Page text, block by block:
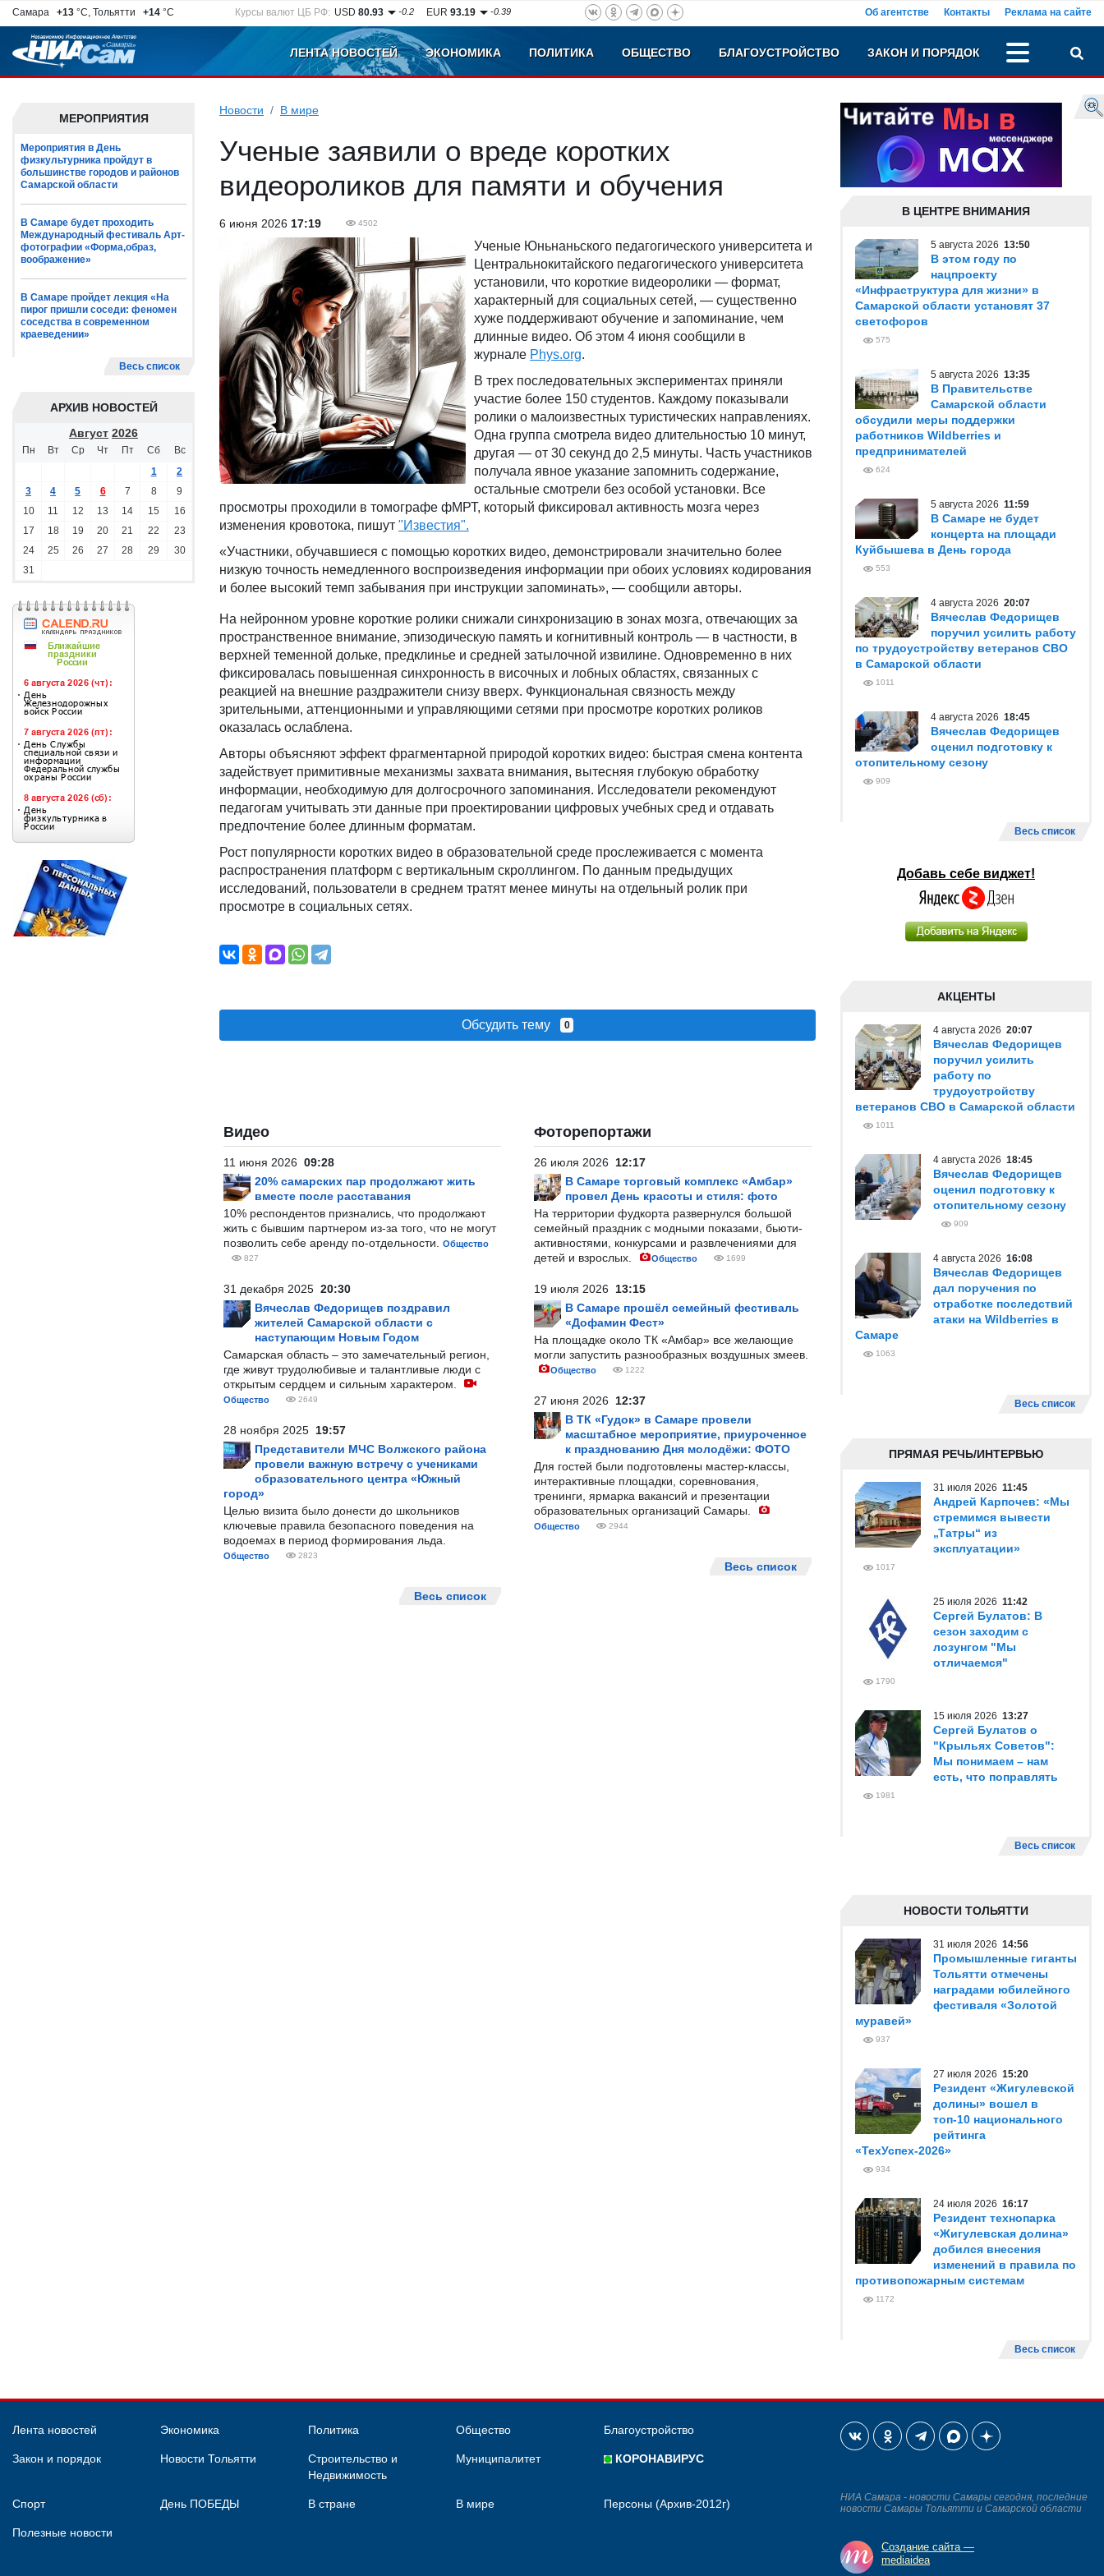
Самара +13 °C, Тольятти +14 °C Курсы валют ЦБ РФ: USD80.93 -0.2 EUR93.19 -0.39 Об агентстве Контакты Реклама на сайте
ЛЕНТА НОВОСТЕЙ ЭКОНОМИКА ПОЛИТИКА ОБЩЕСТВО БЛАГОУСТРОЙСТВО ЗАКОН И ПОРЯДОК
МЕРОПРИЯТИЯ
Мероприятия в День
физкультурника пройдут в
большинстве городов и районов
Самарской области
В Самаре будет проходить
Международный фестиваль Арт-
фотографии «Форма,образ,
воображение»
В Самаре пройдет лекция «На
пирог пришли соседи: феномен
соседства в современном
краеведении»
Весь список
АРХИВ НОВОСТЕЙ
Август 2026
Пн Вт Ср Чт Пт Сб
Вс
1
2
3
4 5 6 7 8
9
10
11 12 13 14 15
16
17
18 19 20 21 22
23
24
25 26 27 28 29
30
31
Новости В мире
Ученые заявили о вреде коротких
видеороликов для памяти и обучения
6 июня 2026 17:19 4502
Ученые Юньнаньского педагогического университета и
Центральнокитайского педагогического университета
установили, что короткие видеоролики — формат,
характерный для социальных сетей, — существенно
хуже поддерживают обучение и запоминание, чем
длинные видео. Об этом 4 июня сообщили в
журнале Phys.org.
В трех последовательных экспериментах приняли
участие более 150 студентов. Каждому показывали
ролики о малоизвестных туристических направлениях.
Одна группа смотрела видео длительностью 10 минут,
другая — от 30 секунд до 2,5 минуты. Часть участников
получала явное указание запомнить содержание,
остальные смотрели без особой установки. Все
просмотры проходили в томографе фМРТ, который фиксировал активность мозга через
изменения кровотока, пишут "Известия".
«Участники, обучавшиеся с помощью коротких видео, демонстрировали значительно более
низкую точность немедленного воспроизведения информации при обоих условиях кодирования
и более высокий темп забывания при инструкции запоминать», — сообщили авторы.
На нейронном уровне короткие ролики снижали синхронизацию в зонах мозга, отвечающих за
пространственное внимание, эпизодическую память и когнитивный контроль — в частности, в
верхней теменной дольке, предклинье и средней затылочной извилине. Одновременно в них
фиксировалась повышенная синхронность в височных и лобных областях, связанных с
реакцией на внешние раздражители снизу вверх. Функциональная связность между
зрительными, аттенционными и управляющими сетями при просмотре коротких роликов
оказалась ослаблена.
Авторы объясняют эффект фрагментарной природой коротких видео: быстрая смена контента
задействует примитивные механизмы захвата внимания, вытесняя глубокую обработку
информации, необходимую для долгосрочного запоминания. Исследователи рекомендуют
педагогам учитывать эти данные при проектировании цифровых учебных сред и отдавать
предпочтение более длинным форматам.
Рост популярности коротких видео в образовательной среде прослеживается с момента
распространения платформ с вертикальным скроллингом. По данным предыдущих
исследований, пользователи в среднем тратят менее минуты на отдельный ролик при
просмотре в социальных сетях.
Обсудить тему 0
Видео
11 июня 2026 09:28
20% самарских пар продолжают жить
вместе после расставания
10% респондентов признались, что продолжают
жить с бывшим партнером из-за того, что не могут
позволить себе аренду по-отдельности.
Общество
827
31 декабря 2025 20:30
Вячеслав Федорищев поздравил
жителей Самарской области с
наступающим Новым Годом
Самарская область – это замечательный регион,
где живут трудолюбивые и талантливые люди с
открытым сердцем и сильным характером.
Общество 2649
28 ноября 2025 19:57
Представители МЧС Волжского района
провели важную встречу с учениками
образовательного центра «Южный
город»
Целью визита было донести до школьников
ключевые правила безопасного поведения на
водоемах в период формирования льда.
Общество 2823
Весь список
Фоторепортажи
26 июля 2026 12:17
В Самаре торговый комплекс «Амбар»
провел День красоты и стиля: фото
На территории фудкорта развернулся большой
семейный праздник с модными показами, бьюти-
активностями, конкурсами и развлечениями для
детей и взрослых.
Общество 1699
19 июля 2026 13:15
В Самаре прошёл семейный фестиваль
«Дофамин Фест»
На площадке около ТК «Амбар» все желающие
могли запустить разнообразных воздушных змеев.
Общество 1222
27 июня 2026 12:37
В ТК «Гудок» в Самаре провели
масштабное мероприятие, приуроченное
к празднованию Дня молодёжи: ФОТО
Для гостей были подготовлены мастер-классы,
интерактивные площадки, соревнования,
тренинги, ярмарка вакансий и презентации
образовательных организаций Самары.
Общество 2944
Весь список
В ЦЕНТРЕ ВНИМАНИЯ
5 августа 2026 13:50
В этом году по
нацпроекту
«Инфраструктура для жизни» в
Самарской области установят 37
светофоров
575
5 августа 2026 13:35
В Правительстве
Самарской области
обсудили меры поддержки
работников Wildberries и
предпринимателей
624
5 августа 2026 11:59
В Самаре не будет
концерта на площади
Куйбышева в День города
553
4 августа 2026 20:07
Вячеслав Федорищев
поручил усилить работу
по трудоустройству ветеранов СВО
в Самарской области
1011
4 августа 2026 18:45
Вячеслав Федорищев
оценил подготовку к
отопительному сезону
909
Весь список
Добавь себе виджет!
АКЦЕНТЫ
4 августа 2026 20:07
Вячеслав Федорищев
поручил усилить
работу по
трудоустройству
ветеранов СВО в Самарской области
1011
4 августа 2026 18:45
Вячеслав Федорищев
оценил подготовку к
отопительному сезону
909
4 августа 2026 16:08
Вячеслав Федорищев
дал поручения по
отработке последствий
атаки на Wildberries в
Самаре
1063
Весь список
ПРЯМАЯ РЕЧЬ/ИНТЕРВЬЮ
31 июля 2026 11:45
Андрей Карпочев: «Мы
стремимся вывести
„Татры“ из
эксплуатации»
1017
25 июля 2026 11:42
Сергей Булатов: В
сезон заходим с
лозунгом "Мы
отличаемся"
1790
15 июля 2026 13:27
Сергей Булатов о
"Крыльях Советов":
Мы понимаем – нам
есть, что поправлять
1981
Весь список
НОВОСТИ ТОЛЬЯТТИ
31 июля 2026 14:56
Промышленные гиганты
Тольятти отмечены
наградами юбилейного
фестиваля «Золотой
муравей»
937
27 июля 2026 15:20
Резидент «Жигулевской
долины» вошел в
топ-10 национального
рейтинга
«ТехУспех-2026»
934
24 июля 2026 16:17
Резидент технопарка
«Жигулевская долина»
добился внесения
изменений в правила по
противопожарным системам
1172
Весь список
Лента новостей Экономика Политика Общество Благоустройство
Закон и порядок Новости Тольятти
Строительство и
Недвижимость
Муниципалитет КОРОНАВИРУС
Спорт День ПОБЕДЫ В стране В мире Персоны (Архив-2012г)
Полезные новости
НИА Самара - новости Самары сегодня, последние
новости Самары Тольятти и Самарской области
Создание сайта —
mediaidea